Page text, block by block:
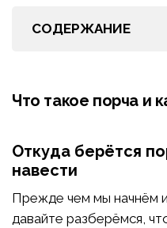
СОДЕРЖАНИЕ
Что такое порча и
Откуда берётся
навести
Прежде чем мы начнём
давайте разберёмся,